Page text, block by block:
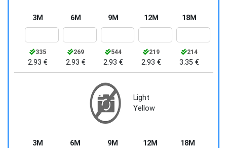
3M
335
2.93 €
6M
269
2.93 €
9M
544
2.93 €
12M
219
2.93 €
18M
214
3.35 €
Light
Yellow
3M 6M 9M 12M 18M